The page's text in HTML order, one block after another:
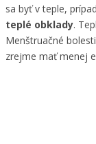
sa byť v teple,
teplé obklady.
Menštruačné
zrejme mať menej